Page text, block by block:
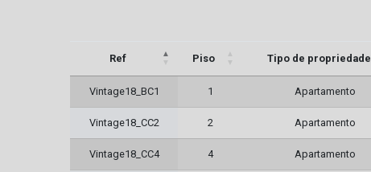
Ref Piso Tipo de propriedade
Vintage18_BC1 1 Apartamento
Vintage18_CC2 2 Apartamento
Vintage18_CC4 4 Apartamento